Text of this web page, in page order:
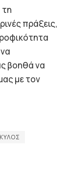
πράξεις,
βοηθά να
με τον